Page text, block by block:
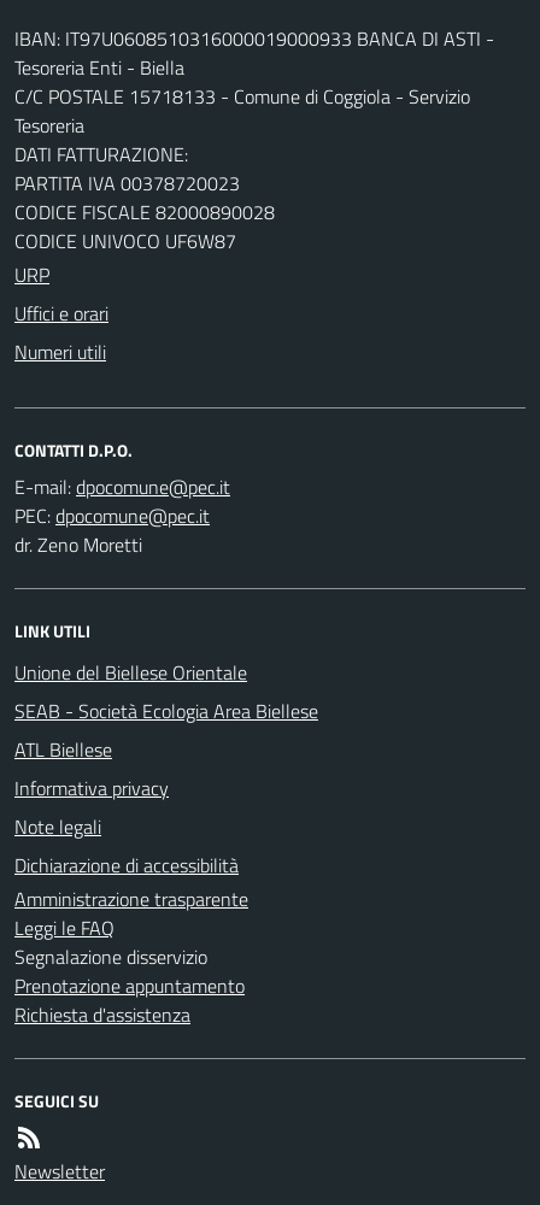
IBAN: IT97U0608510316000019000933 BANCA DI ASTI -
Tesoreria Enti - Biella
C/C POSTALE 15718133 - Comune di Coggiola - Servizio
Tesoreria
DATI FATTURAZIONE:
PARTITA IVA 00378720023
CODICE FISCALE 82000890028
CODICE UNIVOCO UF6W87
URP
Uffici e orari
Numeri utili
CONTATTI D.P.O.
E-mail:
PEC:
dr. Zeno Moretti
LINK UTILI
Unione del Biellese Orientale
SEAB - Società Ecologia Area Biellese
ATL Biellese
Informativa privacy
Note legali
Dichiarazione di accessibilità
Amministrazione trasparente
Leggi le FAQ
Segnalazione disservizio
Prenotazione appuntamento
Richiesta d'assistenza
SEGUICI SU
Newsletter